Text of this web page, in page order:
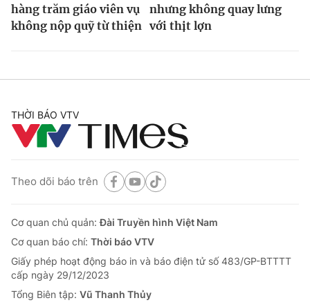
hàng trăm giáo viên vụ
không nộp quỹ từ thiện
nhưng không quay lưng
với thịt lợn
THỜI BÁO VTV
Theo dõi báo trên
Cơ quan chủ quản:Đài Truyền hình Việt Nam
Cơ quan báo chí: Thời báo VTV
Giấy phép hoạt động báo in và báo điện tử số 483/GP-BTTTT
cấp ngày 29/12/2023
Tổng Biên tập: Vũ Thanh Thủy